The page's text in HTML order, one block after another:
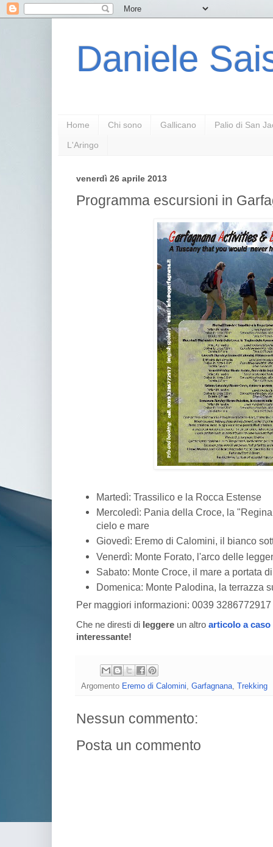
Daniele
Home Chi sono Gallicano Palio di San
L'Aringo
venerdì 26 aprile 2013
Programma escursioni in
Martedì: Trassilico e la Rocca Estense
Mercoledì: Pania della Croce, la
cielo e mare
Giovedì: Eremo di Calomini, il bianco
Venerdì: Monte Forato, l'arco delle
Sabato: Monte Croce, il mare a portata
Domenica: Monte Palodina, la terrazza
Per maggiori informazioni: 0039
Che ne diresti di leggere un altro articolo a caso
interessante!
Argomento Eremo di Calomini, Garfagnana, Trekking
Nessun commento:
Posta un commento